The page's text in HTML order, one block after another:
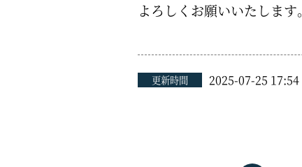
よろしくお願いいたします。
更新時間 2025-07-25 17:54